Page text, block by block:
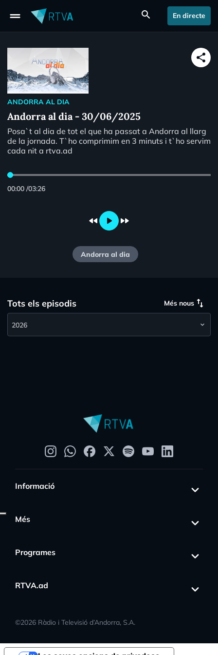
drag_handle search En directe
share
ANDORRA AL DIA
Andorra al dia - 30/06/2025
Posa`t al dia de tot el que ha passat a Andorra al llarg
de la jornada. T`ho comprimim en 3 minuts i t`ho servim
cada nit a rtva.ad
00:00 /03:26
fast_rewind play_arrow fast_forward
Andorra al dia
Tots els episodis Més nous swap_vert
Informació
Més
Programes
RTVA.ad
©2026 Ràdio i Televisió d’Andorra, S.A.